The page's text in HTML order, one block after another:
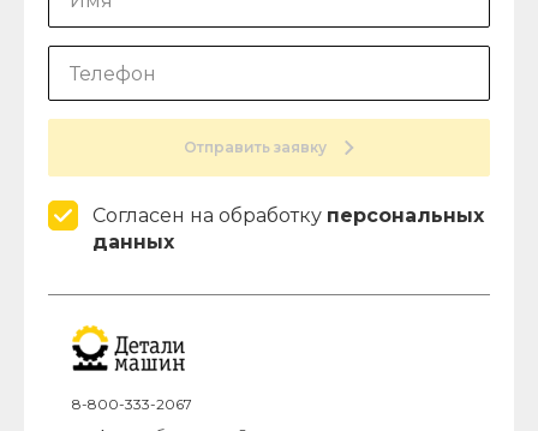
Отправить заявку
Согласен на обработку персональных
данных
8-800-333-2067